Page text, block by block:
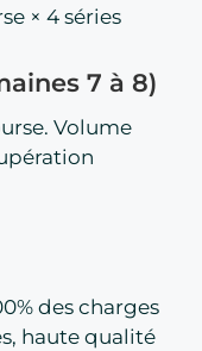
× 4 séries
7 à 8)
Volume
des charges
haute qualité